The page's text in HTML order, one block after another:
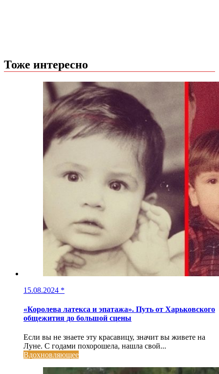
Тоже интересно
15.08.2024 *
«Королева латекса и эпатажа». Путь от Харьковского
общежития до большой сцены
Если вы не знаете эту красавицу, значит вы живете на
Луне. С годами похорошела, нашла свой...
Вдохновляющее